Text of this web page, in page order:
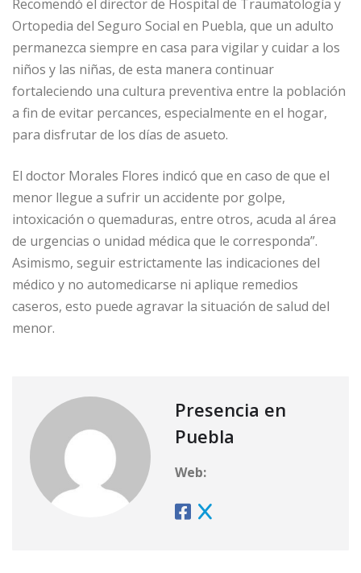
Recomendó el director de Hospital de Traumatología y
Ortopedia del Seguro Social en Puebla, que un adulto
permanezca siempre en casa para vigilar y cuidar a los
niños y las niñas, de esta manera continuar
fortaleciendo una cultura preventiva entre la población
a fin de evitar percances, especialmente en el hogar,
para disfrutar de los días de asueto.
El doctor Morales Flores indicó que en caso de que el
menor llegue a sufrir un accidente por golpe,
intoxicación o quemaduras, entre otros, acuda al área
de urgencias o unidad médica que le corresponda”.
Asimismo, seguir estrictamente las indicaciones del
médico y no automedicarse ni aplique remedios
caseros, esto puede agravar la situación de salud del
menor.
Presencia en
Puebla
Web: